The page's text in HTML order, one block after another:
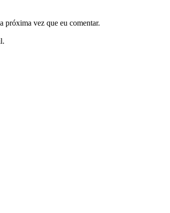
próxima vez que eu comentar.